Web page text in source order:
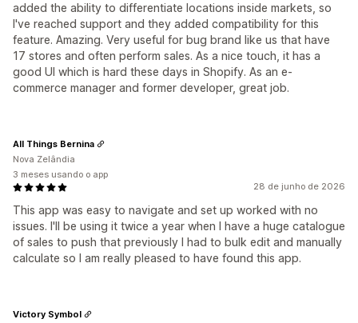
added the ability to differentiate locations inside markets, so
I've reached support and they added compatibility for this
feature. Amazing. Very useful for bug brand like us that have
17 stores and often perform sales. As a nice touch, it has a
good UI which is hard these days in Shopify. As an e-
commerce manager and former developer, great job.
28 de junho de 2026
This app was easy to navigate and set up worked with no
issues. I'll be using it twice a year when I have a huge catalogue
of sales to push that previously I had to bulk edit and manually
calculate so I am really pleased to have found this app.
All Things Bernina
Nova Zelândia
3 meses usando o app
Victory Symbol